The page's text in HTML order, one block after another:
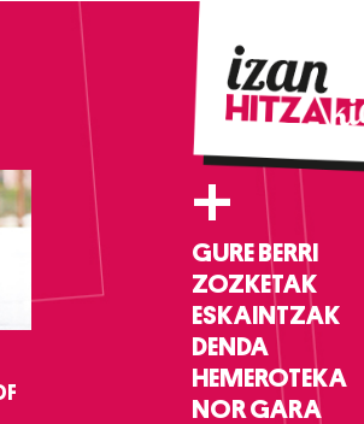
+
GURE BERRI
ZOZKETAK
ESKAINTZAK
DENDA
HEMEROTEKA
NOR GARA